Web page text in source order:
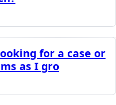
for a case or
as I gro